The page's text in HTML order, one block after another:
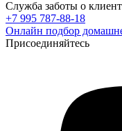
Служба заботы о
+7 995 787-88-18
Онлайн подбор
Присоединяйтесь